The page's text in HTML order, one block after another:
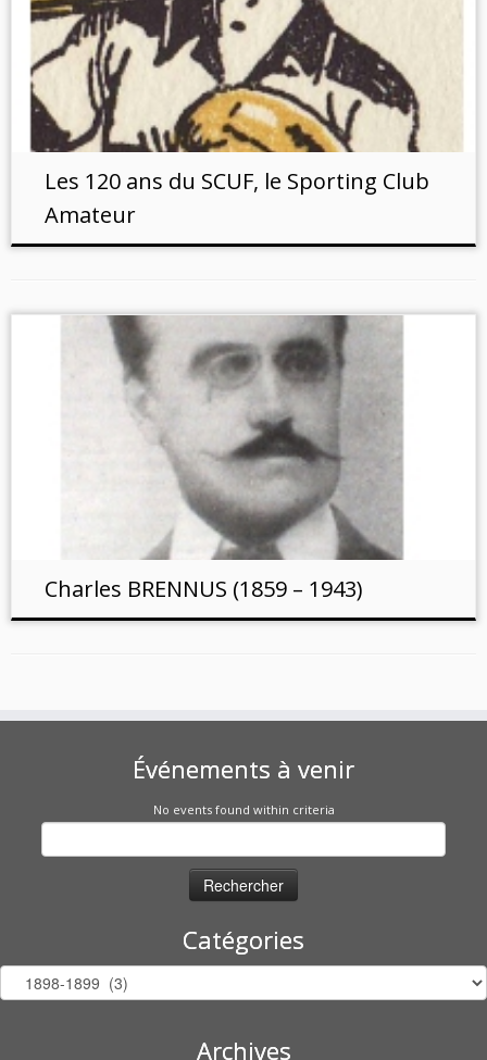
Les 120 ans du SCUF, le Sporting Club
Amateur
Charles BRENNUS (1859 – 1943)
Événements à venir
No events found within criteria
Rechercher :
Catégories
Catégories
Archives